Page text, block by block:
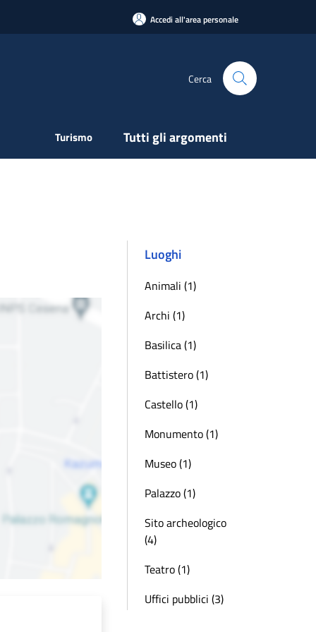
Accedi all'area personale
Cerca
Turismo Tutti gli argomenti
Luoghi
Animali (1)
Archi (1)
Basilica (1)
Battistero (1)
Castello (1)
Monumento (1)
Museo (1)
Palazzo (1)
Sito archeologico
(4)
Teatro (1)
Uffici pubblici (3)